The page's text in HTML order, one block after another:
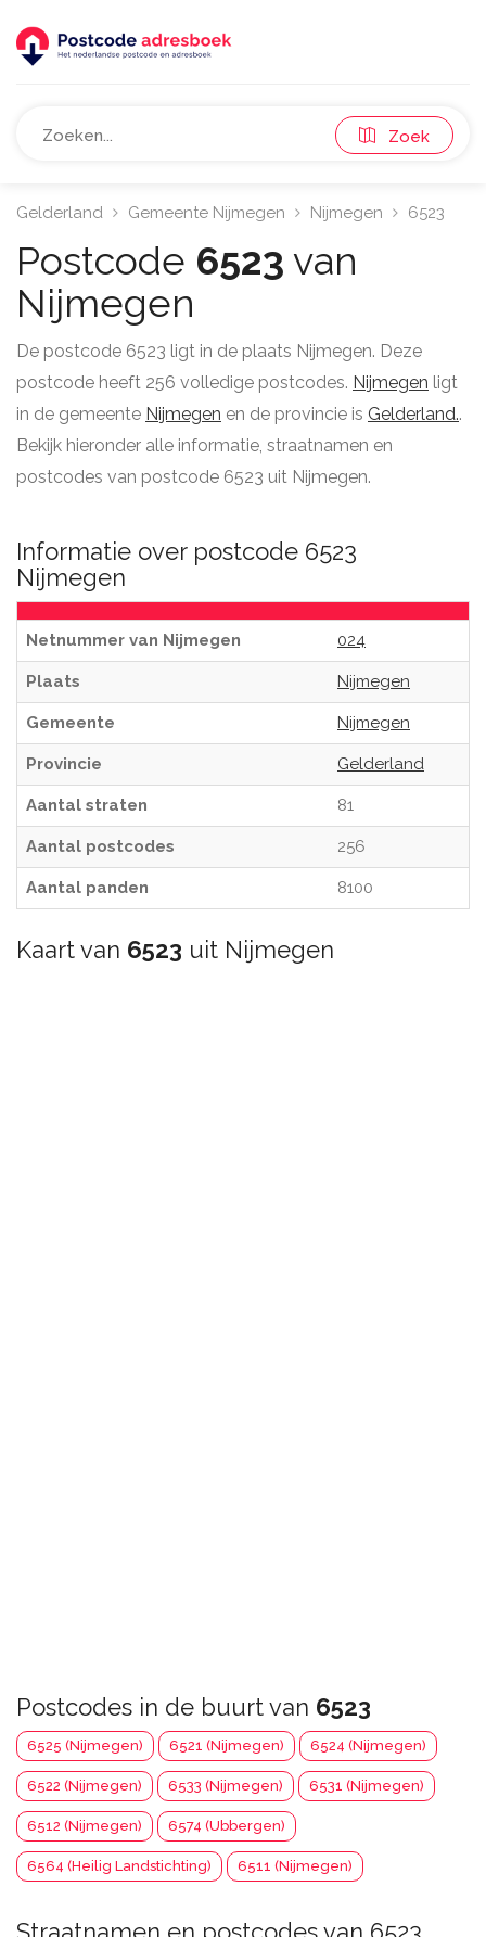
Zoek
Gelderland Gemeente Nijmegen Nijmegen 6523
Postcode 6523 van
Nijmegen
De postcode 6523 ligt in de plaats Nijmegen. Deze
postcode heeft 256 volledige postcodes. Nijmegen ligt
in de gemeente Nijmegen en de provincie is Gelderland..
Bekijk hieronder alle informatie, straatnamen en
postcodes van postcode 6523 uit Nijmegen.
Informatie over postcode 6523
Nijmegen
Netnummer van Nijmegen 024
Plaats Nijmegen
Gemeente Nijmegen
Provincie Gelderland
Aantal straten 81
Aantal postcodes 256
Aantal panden 8100
Kaart van 6523 uit Nijmegen
Postcodes in de buurt van 6523
6525 (Nijmegen) 6521 (Nijmegen) 6524 (Nijmegen)
6522 (Nijmegen) 6533 (Nijmegen) 6531 (Nijmegen)
6512 (Nijmegen) 6574 (Ubbergen)
6564 (Heilig Landstichting) 6511 (Nijmegen)